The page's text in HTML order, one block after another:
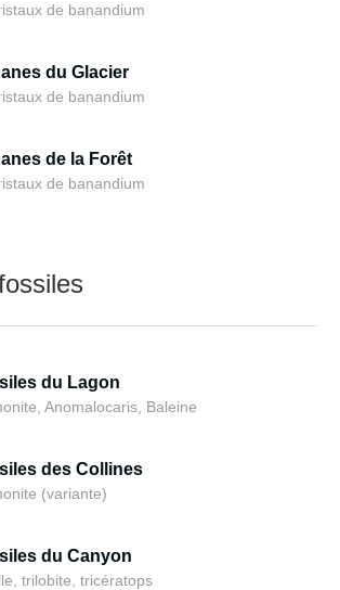
de banandium
du Glacier
de banandium
de la Forêt
de banandium
du Lagon
Anomalocaris, Baleine
des Collines
(variante)
du Canyon
trilobite, tricératops